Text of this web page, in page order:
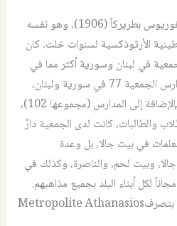
مع انتخاب مطران طرابلس غريغوريوس بطريركاً (1906)، وهو نفسه
الأرثوذكسية لسنوات خلت، كان
في لبنان وسورية أكثر مما في
الأراضي المقدسة. فبلغ عدد مدارس الجمعية 77 في سورية ولبنان،
مقابل 25 فقط في فلسطين. وبإلإضافة إلى المدارس (مجموعها 102)،
والطالبات، كانت لدى الجمعية دارٌ
في بيت جالا، بل وعدة
وبيت لحم، والناصرة، وكذلك في
لكل أبناء البلد بجميع مذاهبهم.
Metropolite Athanasiosبتصرف